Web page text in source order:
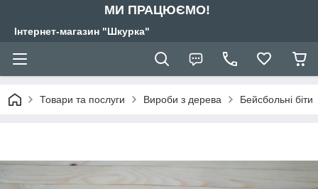
МИ ПРАЦЮЄМО!
Інтернет-магазин "Шкурка"
Товари та послуги Вироби з дерева Бейсбольні біти